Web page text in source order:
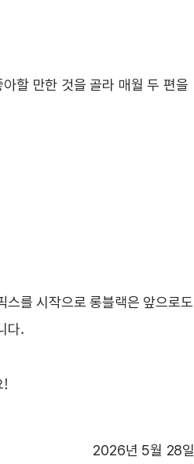
할 만한 것을 골라 매월 두 편을
를 시작으로 롱블랙은 앞으로도
다.
!
2026년 5월 28일